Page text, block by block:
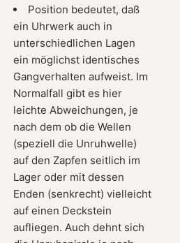
Position bedeutet, daß
ein Uhrwerk auch in
unterschiedlichen Lagen
ein möglichst identisches
Gangverhalten aufweist. Im
Normalfall gibt es hier
leichte Abweichungen, je
nach dem ob die Wellen
(speziell die Unruhwelle)
auf den Zapfen seitlich im
Lager oder mit dessen
Enden (senkrecht) vielleicht
auf einen Deckstein
aufliegen. Auch dehnt sich